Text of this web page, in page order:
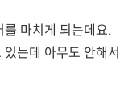
마치게 되는데요.
는데 아무도 안해서